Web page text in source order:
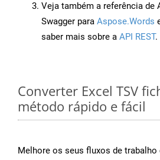
Veja também a referência de
Swagger para Aspose.Words
saber mais sobre a API REST.
Converter Excel TSV
método rápido e fácil
Melhore os seus fluxos de trabalho